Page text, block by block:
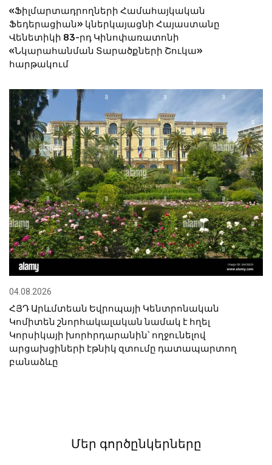
«Ֆիլմարտադրողների Համահայկական
Ֆեդերացիան» կներկայացնի Հայաստանը
Վենետիկի 83-րդ Կինոփառատոնի
«Նկարահանման Տարածքների Շուկա»
հարթակում
04.08.2026
ՀՅԴ Արևմտեան Եվրոպայի Կենտրոնական
Կոմիտեն շնորհակալական նամակ է հղել
Կորսիկայի խորհրդարանին՝ ողջունելով
արցախցիների էթնիկ զտումը դատապարտող
բանաձևը
Մեր գործընկերները